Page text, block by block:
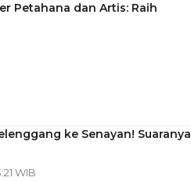
Petahana dan Artis: Raih
ke Senayan! Suaranya
WIB